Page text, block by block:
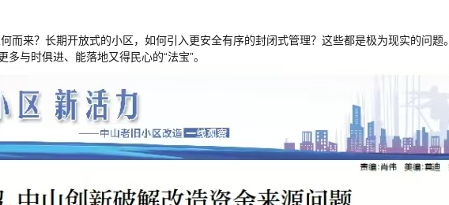
来？长期开放式的小区，如何引入更安全有序的封闭式管理？这些都是极为现实的问题。
与时俱进、能落地又得民心的“法宝”。